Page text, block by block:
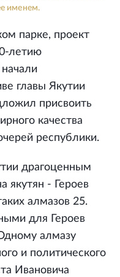
именем.
парке, проект
летию
главы Якутии
присвоить
качества
республики.
драгоценным
якутян - Героев
алмазов 25.
для Героев
алмазу
и политического
Ивановича